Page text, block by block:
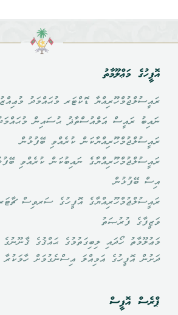
އޮފީހުގެ މަޢްލޫމާތު
ރައީސުލްޖުމްހޫރިއްޔާ ޑޮކްޓަރ މުޙައްމަދު މުޢިއްޒު
ނައިބު ރައީސް އަލްއުސްތާޛު ޙުސައިން
ރައީސުލްޖުމްހޫރިއްޔާކަން ކުރެއްވި ބޭފުޅުން
ރައީސުލްޖުމްހޫރިއްޔާގެ ނައިބުކަން ކުރެއްވި
އިސް ބޭފުޅުން
ރައީސުލްޖުމްހޫރިއްޔާގެ އޮފީހުގެ ސަރވިސް
ވަޒީފާގެ ފުރުޞަތު
ދަށުން އޮފީހުގެ އަމިއްލަ އިސްނެގުމަށް ހާމަކުރާ
ޕްރެސް އޮފީސް